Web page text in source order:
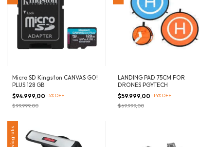
Micro SD Kingston CANVAS GO!
PLUS 128 GB
$94.999,00 -5%OFF
$99.999,00
LANDING PAD 75CM FOR
DRONES PGYTECH
$59.999,00 -14%OFF
$69.999,00
Envío gratis